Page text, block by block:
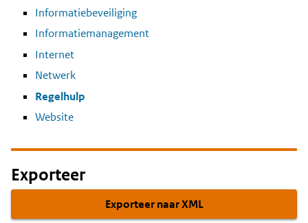
Informatiebeveiliging
Informatiemanagement
Internet
Netwerk
Regelhulp
Website
Exporteer
Exporteer naar XML